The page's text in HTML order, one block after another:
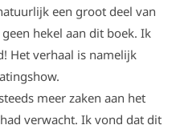
een groot deel van
hekel aan dit boek. Ik
Het verhaal is namelijk
meer zaken aan het
verwacht. Ik vond dat dit